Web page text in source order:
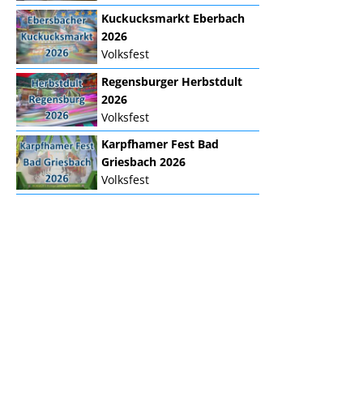
Kuckucksmarkt Eberbach
2026
Volksfest
Regensburger Herbstdult
2026
Volksfest
Karpfhamer Fest Bad
Griesbach 2026
Volksfest